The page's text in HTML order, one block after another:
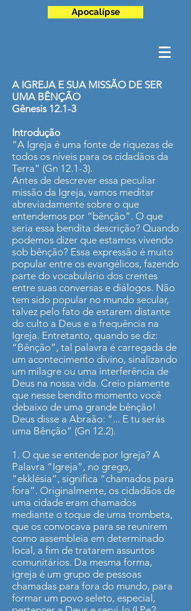
Apocalípse
A IGREJA E SUA MISSÃO DE SER
UMA BÊNÇÃO
Gênesis 12.1-3
Introdução
“A Igreja é uma fonte de riquezas de
todos os níveis para os cidadãos da
Terra” (Gn 12.1-3).
Antes de descrever essa peculiar
missão da Igreja, vamos meditar
abreviadamente sobre o que
entendemos por “bênção”. O que
seria essa bendita descrição? Quando
podemos dizer que estamos vivendo
sob bênção? Essa expressão é muito
popular entre os evangélicos, fazendo
parte do vocabulário dos crentes
entre suas conversas e diálogos. Não
tem sido popular no mundo secular,
talvez pelo fato de estarem distante
do culto a Deus e a frequência na
Igreja. Entretanto, quando se diz:
“Bênção”, tal palavra é carregada de
um acontecimento divino, sinalizando
um milagre ou uma interferência de
Deus na nossa vida. Creio piamente
que nesse bendito momento você
debaixo de uma grande bênção!
Deus disse a Abraão: “... E tu serás
uma Bênção” (Gn 12.2).
1. O que se entende por Igreja? A
Palavra “Igreja”, no grego,
“ekklésia”, significa “chamados para
fora”. Originalmente, os cidadãos de
uma cidade eram chamados
mediante o toque de uma trombeta,
que os convocava para se reunirem
como assembleia em determinado
local, a fim de tratarem assuntos
comunitários. Da mesma forma,
igreja é um grupo de pessoas
chamadas para fora do mundo, para
formar um povo seleto, especial,